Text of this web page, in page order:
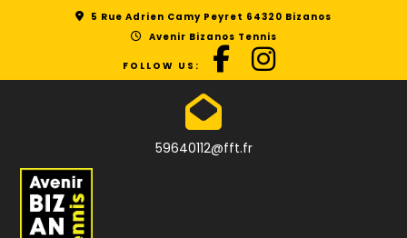
5 Rue Adrien Camy Peyret 64320 Bizanos
Avenir Bizanos Tennis
FOLLOW US:
59640112@fft.fr